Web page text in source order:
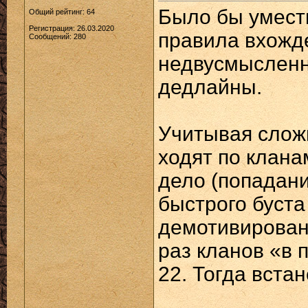
Общий рейтинг: 64
Регистрация: 26.03.2020
Сообщений: 280
Было бы
правила
дедлайны.
Учитывая
ходят по
дело
быстрого
раз кланов «в
22. Тогда